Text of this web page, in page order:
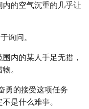
的空气沉重的几乎让
询问。
内的某人手足无措，
。
勇的接受这项任务
是什么难事。